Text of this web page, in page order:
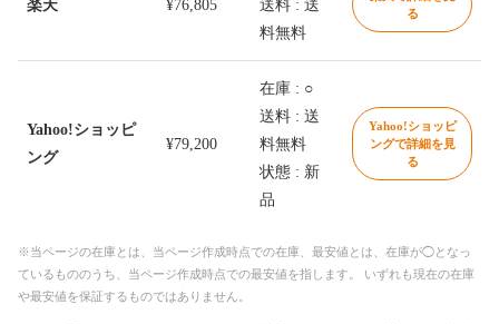
楽天 ¥76,805
送料 : 送
料無料
る
Yahoo!ショッピ
ング
¥79,200
在庫 : ○
送料 : 送
料無料
状態 : 新
品
Yahoo!ショッピ
ングで詳細を見
る
※当ページの在庫とは、当ページ作成時点での在庫、最安値とは、在庫が◯となっ
ているもののうち、当ページ作成時点での最安値を指します。 いずれも現在の在庫
や最安値を保証するものではありません。